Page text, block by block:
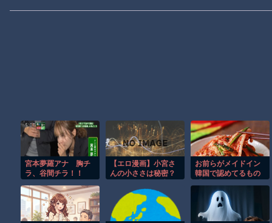
宮本夢羅アナ 胸チ
ラ、谷間チラ！！
【エロ漫画】小宮さ
んの小ささは秘密？
でほっこり甘く睦む
おとなの夜ｗ
お前らがメイドイン
韓国で認めてるもの